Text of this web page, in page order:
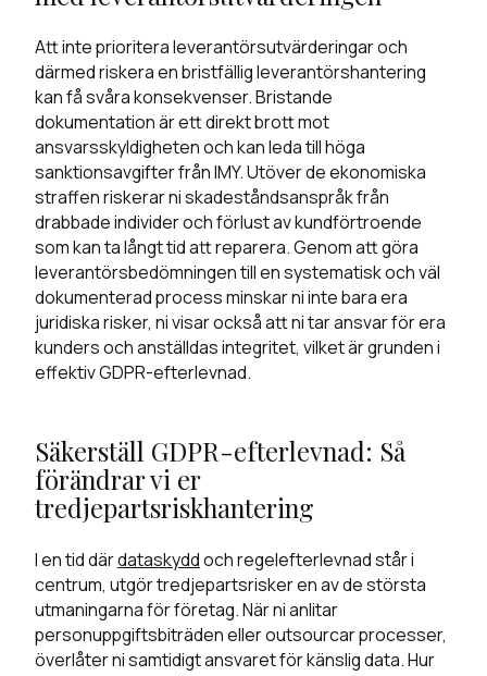
Att inte prioritera leverantörsutvärderingar och
därmed riskera en bristfällig leverantörshantering
kan få svåra konsekvenser. Bristande
dokumentation är ett direkt brott mot
ansvarsskyldigheten och kan leda till höga
sanktionsavgifter från IMY. Utöver de ekonomiska
straffen riskerar ni skadeståndsanspråk från
drabbade individer och förlust av kundförtroende
som kan ta långt tid att reparera. Genom att göra
leverantörsbedömningen till en systematisk och väl
dokumenterad process minskar ni inte bara era
juridiska risker, ni visar också att ni tar ansvar för era
kunders och anställdas integritet, vilket är grunden i
effektiv GDPR-efterlevnad.
Säkerställ GDPR-efterlevnad: Så
förändrar vi er
tredjepartsriskhantering
I en tid därdataskyddoch regelefterlevnad står i
centrum, utgör tredjepartsrisker en av de största
utmaningarna för företag. När ni anlitar
personuppgiftsbiträden eller outsourcar processer,
överlåter ni samtidigt ansvaret för känslig data. Hur